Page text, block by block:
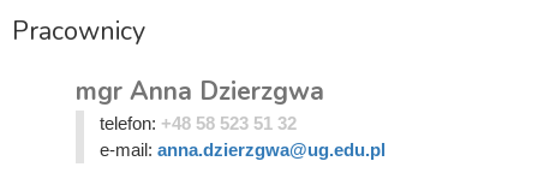
Pracownicy
mgr Anna Dzierzgwa
telefon: +48 58 523 51 32
e-mail: anna.dzierzgwa@ug.edu.pl